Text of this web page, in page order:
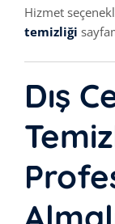
Hizmet
temizliği
Dış